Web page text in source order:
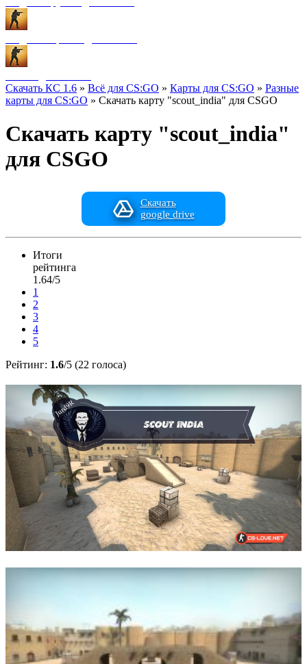
Скачать КС 1.6 » Всё для CS:GO » Карты для CS:GO » Разные
карты для CS:GO » Скачать карту "scout_india" для CSGO
Скачать карту "scout_india"
для CSGO
Скачать
google drive
Итоги
рейтинга
1.64/5
1
2
3
4
5
Рейтинг: 1.6/5 (22 голоса)